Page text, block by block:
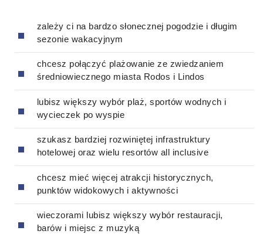
zależy ci na bardzo słonecznej pogodzie i długim
sezonie wakacyjnym
chcesz połączyć plażowanie ze zwiedzaniem
średniowiecznego miasta Rodos i Lindos
lubisz większy wybór plaż, sportów wodnych i
wycieczek po wyspie
szukasz bardziej rozwiniętej infrastruktury
hotelowej oraz wielu resortów all inclusive
chcesz mieć więcej atrakcji historycznych,
punktów widokowych i aktywności
wieczorami lubisz większy wybór restauracji,
barów i miejsc z muzyką